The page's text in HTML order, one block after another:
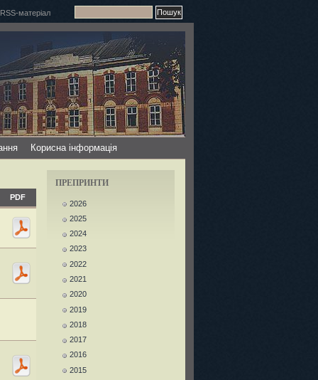
Корисна інформація
PDF
ПРЕПРИНТИ
2026
2025
2024
2023
2022
2021
2020
2019
2018
2017
2016
2015